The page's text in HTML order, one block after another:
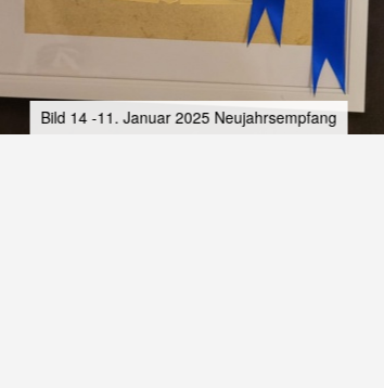
Bild 14 -11. Januar 2025 Neujahrsempfang